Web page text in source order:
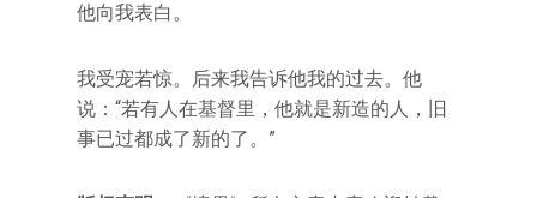
他向我表白。
我受宠若惊。后来我告诉他我的过去。他
说：“若有人在基督里，他就是新造的人，旧
事已过都成了新的了。”